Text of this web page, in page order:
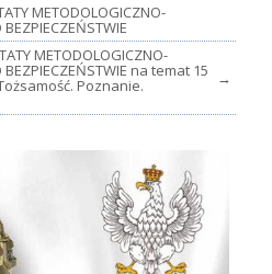
METODOLOGICZNO-
METODOLOGICZNO-
BEZPIECZEŃSTWIE na temat 15
Poznanie. →